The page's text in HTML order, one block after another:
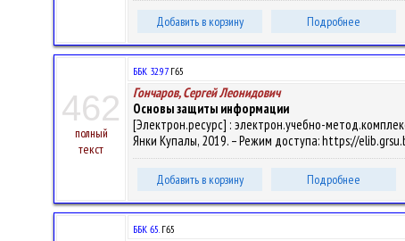
Добавить в корзину Подробнее
462
полный
текст
ББК 32.97Г65
Гончаров, Сергей Леонидович
Основы защиты информации
[Электрон.ресурс] : электрон.учебно-
Янки Купалы, 2019. – Режим доступа: https://
Добавить в корзину Подробнее
ББК 65.Г65